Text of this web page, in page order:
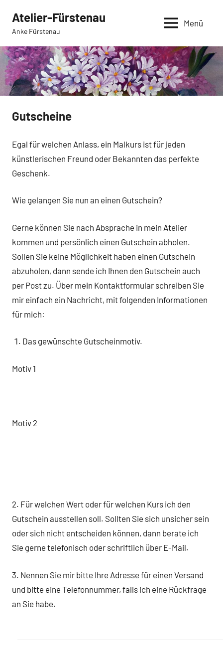
Inhalt
springen
Atelier-Fürstenau
Anke Fürstenau
Menü
Gutscheine
Egal für welchen Anlass, ein Malkurs ist für jeden
künstlerischen Freund oder Bekannten das perfekte
Geschenk.
Wie gelangen Sie nun an einen Gutschein?
Gerne können Sie nach Absprache in mein Atelier
kommen und persönlich einen Gutschein abholen.
Sollen Sie keine Möglichkeit haben einen Gutschein
abzuholen, dann sende ich Ihnen den Gutschein auch
per Post zu. Über mein Kontaktformular schreiben Sie
mir einfach ein Nachricht, mit folgenden Informationen
für mich:
Das gewünschte Gutscheinmotiv.
Motiv 1
Motiv 2
2. Für welchen Wert oder für welchen Kurs ich den
Gutschein ausstellen soll. Sollten Sie sich unsicher sein
oder sich nicht entscheiden können, dann berate ich
Sie gerne telefonisch oder schriftlich über E-Mail.
3. Nennen Sie mir bitte Ihre Adresse für einen Versand
und bitte eine Telefonnummer, falls ich eine Rückfrage
an Sie habe.